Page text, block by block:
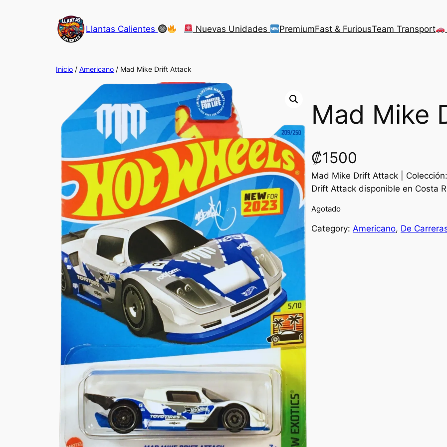
Llantas Calientes Nuevas Unidades PremiumFast & FuriousTeam Transport
Inicio / Americano / Mad Mike Drift Attack
Mad Mike
₡1500
Mad Mike Drift Attack |
Drift Attack disponible en Costa
Agotado
Category: Americano, De